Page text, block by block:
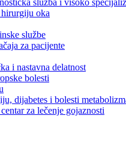
služba i visoko
oka
službe
za pacijente
i nastavna delatnost
bolesti
dijabetes i bolesti
za lečenje gojaznosti